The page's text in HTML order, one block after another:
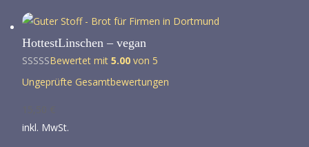
HottestLinschen – vegan
Bewertet mit 5.00von 5
Ungeprüfte Gesamtbewertungen
inkl. MwSt.